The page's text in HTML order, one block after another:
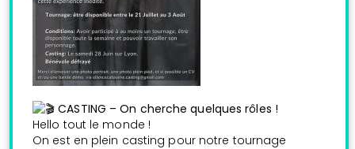
CASTING – On cherche quelques rôles !
Hello tout le monde !
On est en plein casting pour notre tournage